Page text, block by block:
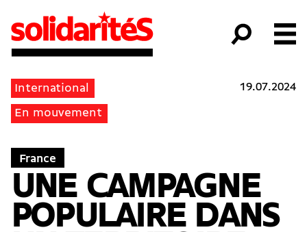
International
En mouvement
19.07.2024
France
UNE CAMPAGNE
POPULAIRE DANS